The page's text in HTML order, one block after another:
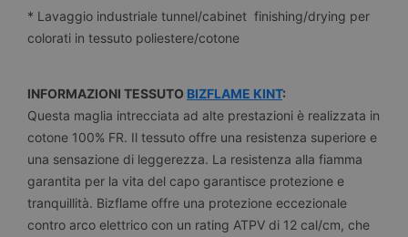
* Lavaggio industriale tunnel/cabinet finishing/drying per
colorati in tessuto poliestere/cotone
INFORMAZIONI TESSUTO BIZFLAME KINT:
Questa maglia intrecciata ad alte prestazioni è realizzata in
cotone 100% FR. Il tessuto offre una resistenza superiore e
una sensazione di leggerezza. La resistenza alla fiamma
garantita per la vita del capo garantisce protezione e
tranquillità. Bizflame offre una protezione eccezionale
contro arco elettrico con un rating ATPV di 12 cal/cm, che